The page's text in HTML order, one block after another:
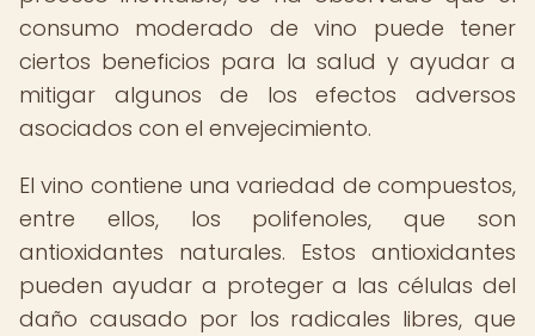
consumo moderado de vino puede tener
ciertos beneficios para la salud y ayudar a
mitigar algunos de los efectos adversos
asociados con el envejecimiento.
El vino contiene una variedad de compuestos,
entre ellos, los polifenoles, que son
antioxidantes naturales. Estos antioxidantes
pueden ayudar a proteger a las células del
daño causado por los radicales libres, que